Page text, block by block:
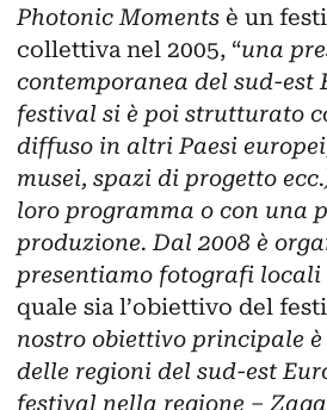
Photonic Momentsè un
collettiva nel 2005, “una
contemporanea del sud-est
festival si è poi strutturato
diffuso in altri Paesi
musei, spazi di progetto
loro programma o con una
produzione. Dal 2008 è
presentiamo fotografi
quale sia l’obiettivo del
nostro obiettivo principale
delle regioni del sud-est
festival nella regione –